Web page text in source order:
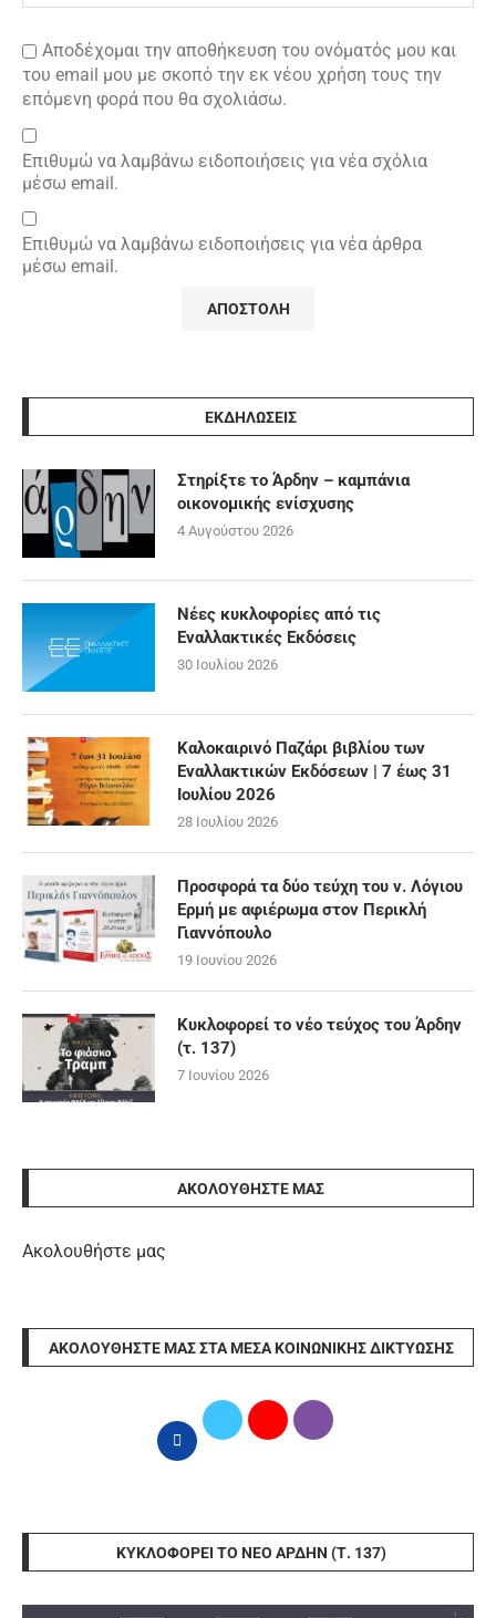
Αποδέχομαι την αποθήκευση του ονόματός μου και
του email μου με σκοπό την εκ νέου χρήση τους την
επόμενη φορά που θα σχολιάσω.
Επιθυμώ να λαμβάνω ειδοποιήσεις για νέα σχόλια
μέσω email.
Επιθυμώ να λαμβάνω ειδοποιήσεις για νέα άρθρα
μέσω email.
ΕΚΔΗΛΩΣΕΙΣ
Στηρίξτε το Άρδην – καμπάνια
οικονομικής ενίσχυσης
4 Αυγούστου 2026
Νέες κυκλοφορίες από τις
Εναλλακτικές Εκδόσεις
30 Ιουλίου 2026
Καλοκαιρινό Παζάρι βιβλίου των
Εναλλακτικών Εκδόσεων | 7 έως 31
Ιουλίου 2026
28 Ιουλίου 2026
Προσφορά τα δύο τεύχη του ν. Λόγιου
Ερμή με αφιέρωμα στον Περικλή
Γιαννόπουλο
19 Ιουνίου 2026
Κυκλοφορεί το νέο τεύχος του Άρδην
(τ. 137)
7 Ιουνίου 2026
ΑΚΟΛΟΥΘΉΣΤΕ ΜΑΣ
Ακολουθήστε μας
ΑΚΟΛΟΥΘΉΣΤΕ ΜΑΣ ΣΤΑ ΜΈΣΑ ΚΟΙΝΩΝΙΚΉΣ ΔΙΚΤΎΩΣΗΣ
ΚΥΚΛΟΦΟΡΕΊ ΤΟ ΝΈΟ ΆΡΔΗΝ (Τ. 137)